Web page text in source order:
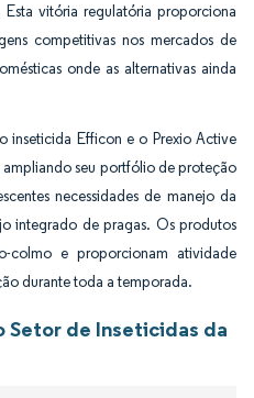
vitória regulatória proporciona
competitivas nos mercados de
onde as alternativas ainda
inseticida Efficon e o Prexio Active
seu portfólio de proteção
necessidades de manejo da
integrado de pragas. Os produtos
colmo e proporcionam atividade
durante toda a temporada.
Setor de Inseticidas da